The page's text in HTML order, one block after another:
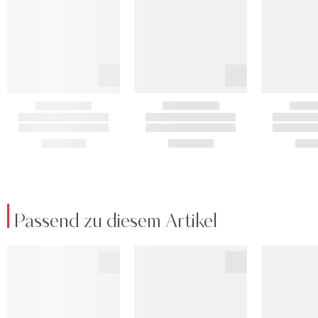
Passend zu diesem Artikel